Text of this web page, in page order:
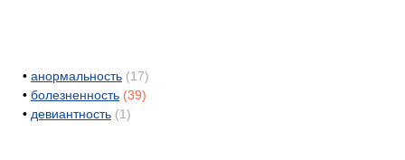
• анормальность (17)
• болезненность (39)
• девиантность (1)